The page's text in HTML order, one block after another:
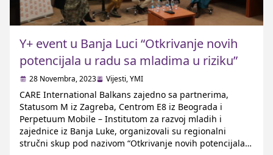
Y+ event u Banja Luci “Otkrivanje novih
potencijala u radu sa mladima u riziku”
28 Novembra, 2023 Vijesti,YMI
CARE International Balkans zajedno sa partnerima,
Statusom M iz Zagreba, Centrom E8 iz Beograda i
Perpetuum Mobile – Institutom za razvoj mladih i
zajednice iz Banja Luke, organizovali su regionalni
stručni skup pod nazivom “Otkrivanje novih potencijala u